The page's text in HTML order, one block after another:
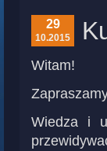
29
10.2015
Witam!
Wiedza i